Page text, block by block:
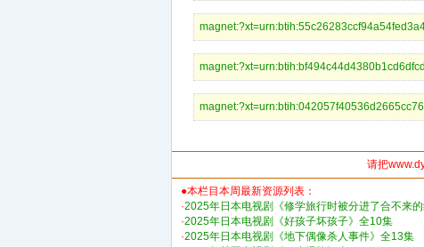
请把
●本栏目本周最新资源列表：
·2025年日本电视剧《修学旅行时被分进了合不来
·2025年日本电视剧《好孩子坏孩子》全10集
·2025年日本电视剧《地下偶像杀人事件》全13集